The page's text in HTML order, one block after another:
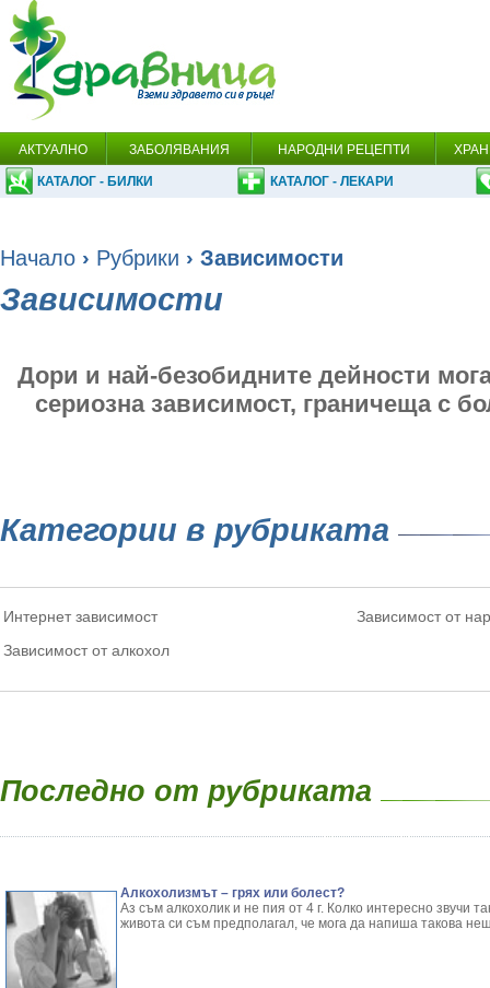
АКТУАЛНО ЗАБОЛЯВАНИЯ НАРОДНИ РЕЦЕПТИ
КАТАЛОГ - БИЛКИ КАТАЛОГ - ЛЕКАРИ
Начало › Рубрики › Зависимости
Зависимости
Дори и най-безобидните дейности
сериозна зависимост, граничеща с
Категории в рубриката
Интернет зависимост
Зависимост от
Зависимост от алкохол
Последно от рубриката
Алкохолизмът – грях или болест?
Аз съм алкохолик и не пия от 4 г. Колко интересно звучи
живота си съм предполагал, че мога да напиша такова